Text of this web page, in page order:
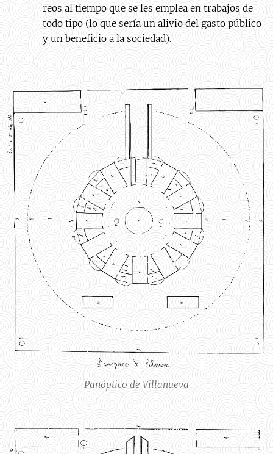
reos al tiempo que se les emplea en trabajos de
todo tipo (lo que sería un alivio del gasto público
y un beneficio a la sociedad).
Panóptico de Villanueva